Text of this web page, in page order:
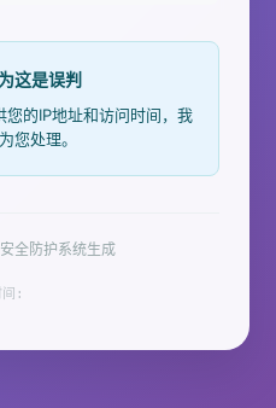
这是误判
的IP地址和访问时间，我
您处理。
全防护系统生成
间: